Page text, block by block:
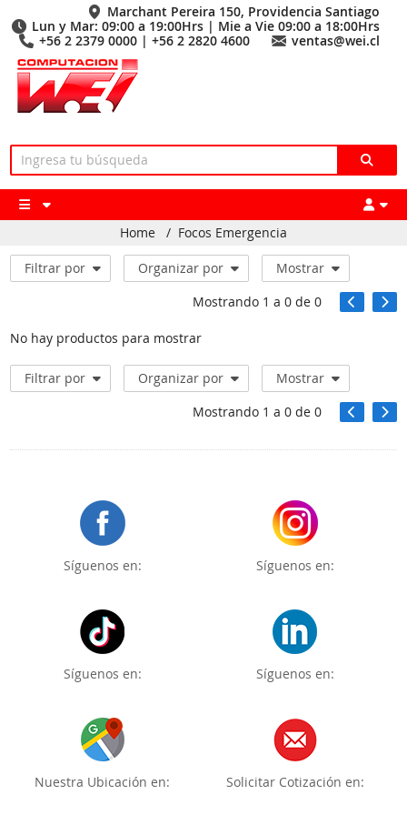
Marchant Pereira 150, Providencia Santiago
Lun y Mar: 09:00 a 19:00Hrs | Mie a Vie 09:00 a 18:00Hrs
+56 2 2379 0000 | +56 2 2820 4600
ventas@wei.cl
Home / Focos Emergencia
Filtrar por Organizar por
Mostrar
Mostrando 1 a 0de 0
No hay productos para mostrar
Filtrar por Organizar por
Mostrar
Mostrando 1 a 0de 0
Síguenos en: Síguenos en:
Síguenos en: Síguenos en:
Nuestra Ubicación en: Solicitar Cotización en: